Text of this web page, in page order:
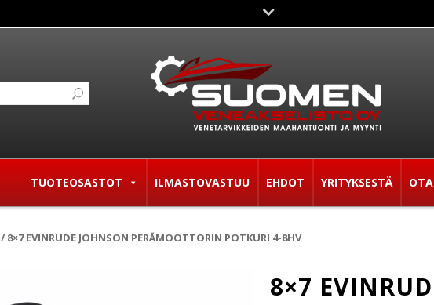
TUOTEOSASTOT ILMASTOVASTUU EHDOT YRITYKSESTÄ
/ 8×7 EVINRUDE JOHNSON PERÄMOOTTORIN POTKURI 4-8HV
8×7